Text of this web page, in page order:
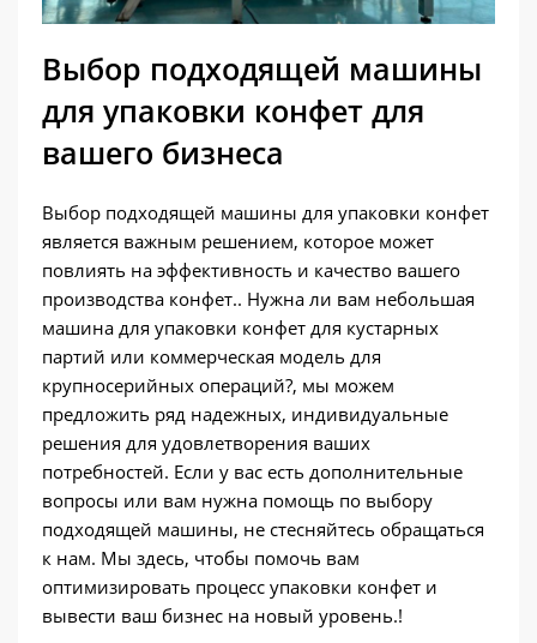
Выбор подходящей машины
для упаковки конфет для
вашего бизнеса
Выбор подходящей машины для упаковки конфет
является важным решением, которое может
повлиять на эффективность и качество вашего
производства конфет.. Нужна ли вам небольшая
машина для упаковки конфет для кустарных
партий или коммерческая модель для
крупносерийных операций?, мы можем
предложить ряд надежных, индивидуальные
решения для удовлетворения ваших
потребностей. Если у вас есть дополнительные
вопросы или вам нужна помощь по выбору
подходящей машины, не стесняйтесь обращаться
к нам. Мы здесь, чтобы помочь вам
оптимизировать процесс упаковки конфет и
вывести ваш бизнес на новый уровень.!